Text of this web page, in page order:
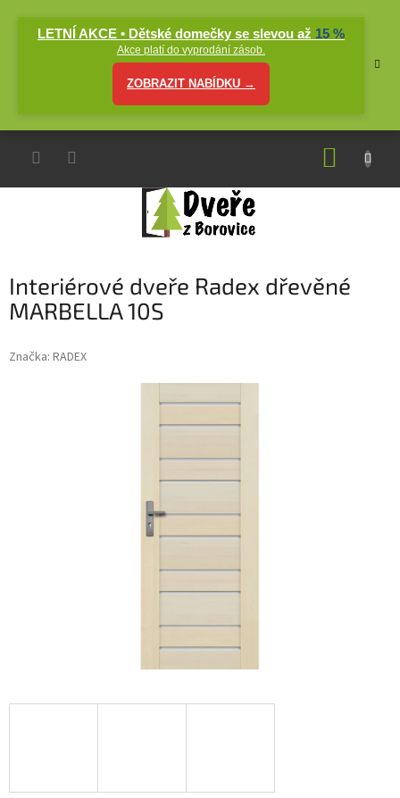
LETNÍ AKCE • Dětské domečky se slevou až 15 %
Akce platí do vyprodání zásob.
ZOBRAZIT NABÍDKU →
Interiérové dveře Radex dřevěné
MARBELLA 10S
Značka: RADEX